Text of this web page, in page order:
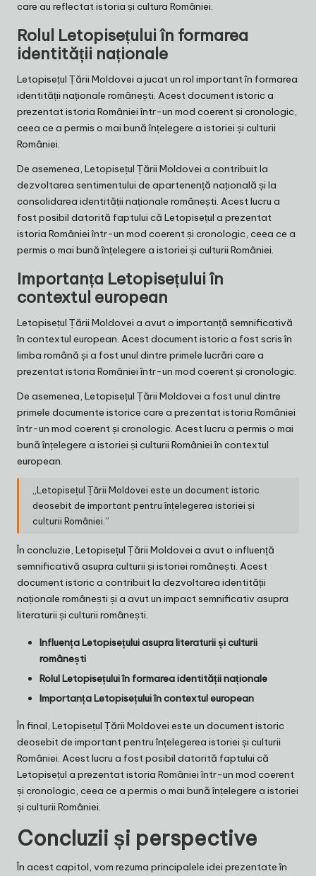
care au reflectat istoria și cultura României.
Rolul Letopisețului în formarea
identității naționale
Letopisețul Țării Moldovei a jucat un rol important în formarea
identității naționale românești. Acest document istoric a
prezentat istoria României într-un mod coerent și cronologic,
ceea ce a permis o mai bună înțelegere a istoriei și culturii
României.
De asemenea, Letopisețul Țării Moldovei a contribuit la
dezvoltarea sentimentului de apartenență națională și la
consolidarea identității naționale românești. Acest lucru a
fost posibil datorită faptului că Letopisețul a prezentat
istoria României într-un mod coerent și cronologic, ceea ce a
permis o mai bună înțelegere a istoriei și culturii României.
Importanța Letopisețului în
contextul european
Letopisețul Țării Moldovei a avut o importanță semnificativă
în contextul european. Acest document istoric a fost scris în
limba română și a fost unul dintre primele lucrări care a
prezentat istoria României într-un mod coerent și cronologic.
De asemenea, Letopisețul Țării Moldovei a fost unul dintre
primele documente istorice care a prezentat istoria României
într-un mod coerent și cronologic. Acest lucru a permis o mai
bună înțelegere a istoriei și culturii României în contextul
european.
„Letopisețul Țării Moldovei este un document istoric
deosebit de important pentru înțelegerea istoriei și
culturii României.”
În concluzie, Letopisețul Țării Moldovei a avut o influență
semnificativă asupra culturii și istoriei românești. Acest
document istoric a contribuit la dezvoltarea identității
naționale românești și a avut un impact semnificativ asupra
literaturii și culturii românești.
Influența Letopisețului asupra literaturii și culturii
românești
Rolul Letopisețului în formarea identității naționale
Importanța Letopisețului în contextul european
În final, Letopisețul Țării Moldovei este un document istoric
deosebit de important pentru înțelegerea istoriei și culturii
României. Acest lucru a fost posibil datorită faptului că
Letopisețul a prezentat istoria României într-un mod coerent
și cronologic, ceea ce a permis o mai bună înțelegere a istoriei
și culturii României.
Concluzii și perspective
În acest capitol, vom rezuma principalele idei prezentate în